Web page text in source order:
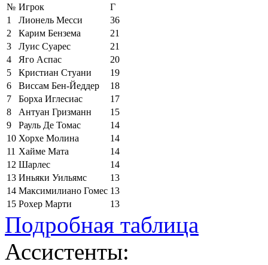
№ Игрок
Г
1
Лионель Месси
36
2
Карим Бензема
21
3
Луис Суарес
21
4
Яго Аспас
20
5
Кристиан Стуани
19
6
Виссам Бен-Йеддер
18
7
Борха Иглесиас
17
8
Антуан Гризманн
15
9
Рауль Де Томас
14
10 Хорхе Молина
14
11 Хайме Мата
14
12 Шарлес
14
13 Иньяки Уильямс
13
14 Максимилиано Гомес 13
15 Рохер Марти 13
Подробная таблица
Ассистенты: